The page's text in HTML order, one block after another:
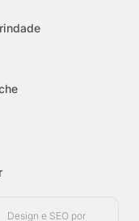
Design e SEO por